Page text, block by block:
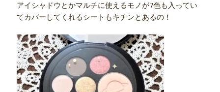
アイシャドウとかマルチに使えるモノが7色も入ってい
てカバーしてくれるシートもキチンとあるの！